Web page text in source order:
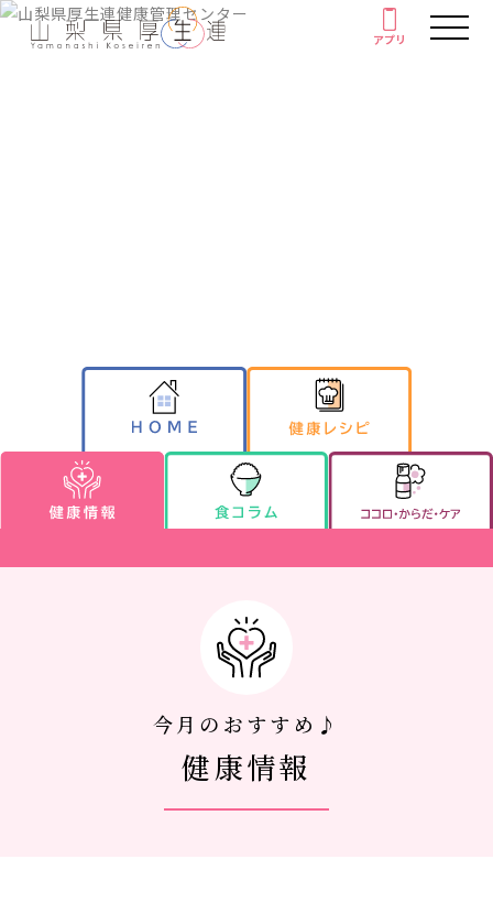
アプリ
アプリ
厚生連について
人間ドック 最新空き情報
今月のおすすめ♪
健康情報